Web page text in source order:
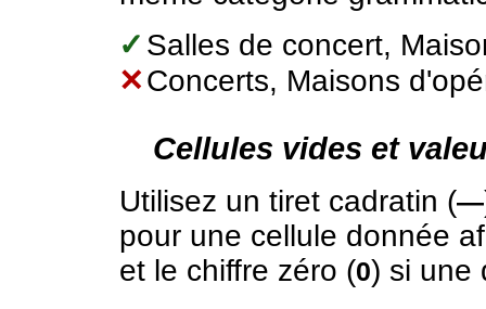
✓ Salles de concert,
✕Concerts, Maisons
Cellules vides et
Utilisez un tiret cadratin (—
pour une cellule donnée
et le chiffre zéro (0) si une